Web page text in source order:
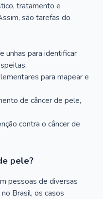
tratamento e
são tarefas do
unhas para identificar
para mapear e
de câncer de pele,
contra o câncer de
pele?
pessoas de diversas
Brasil, os casos